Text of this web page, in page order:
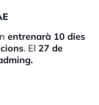
entrenarà 10 dies
. El 27 de